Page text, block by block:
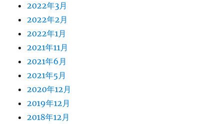
2022年3月
2022年2月
2022年1月
2021年11月
2021年6月
2021年5月
2020年12月
2019年12月
2018年12月